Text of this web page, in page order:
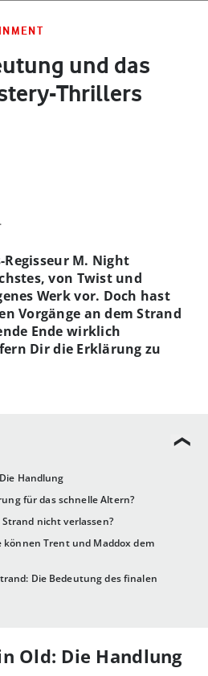
und das
Thrillers
Handlung
für das schnelle Altern?
nicht verlassen?
können Trent und Maddox dem
Die Bedeutung des finalen
Regisseur M. Night
von Twist und
Werk vor. Doch hast
Vorgänge an dem Strand
Ende wirklich
Dir die Erklärung zu
Old: Die Handlung